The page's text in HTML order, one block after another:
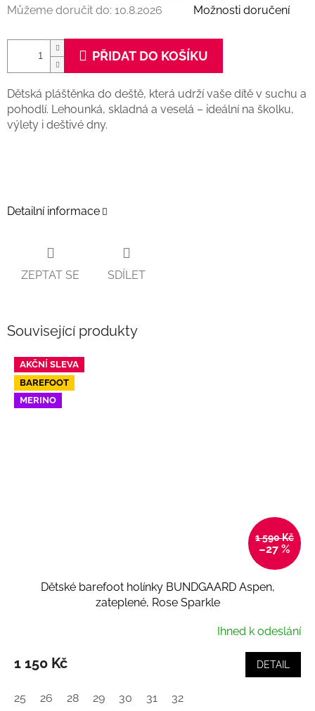
Můžeme doručit do: 10.8.2026 Možnosti doručení
PŘIDAT DO KOŠÍKU
Dětská pláštěnka do deště, která udrží vaše dítě v suchu a
pohodlí. Lehounká, skladná a veselá – ideální na školku,
výlety i deštivé dny.
Detailní informace
ZEPTAT SE SDÍLET
Související produkty
AKČNÍ SLEVA
BAREFOOT
MERINO
1 590 Kč
–27 %
Dětské barefoot holínky BUNDGAARD Aspen,
zateplené, Rose Sparkle
Ihned k odeslání
1 150 Kč DETAIL
25 26 28 29 30 31 32